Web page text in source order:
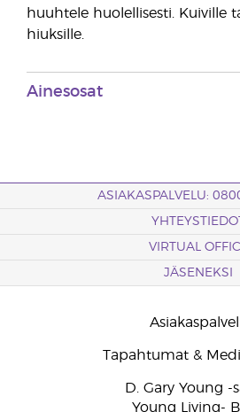
huuhtele huolellisesti. Kuiville
hiuksille.
Ainesosat
ASIAKASPALVELU:
YHTEYSTIEDOT
VIRTUAL
JÄSENEKSI
Tapahtumat &
D. Gary Young -
Young Living-